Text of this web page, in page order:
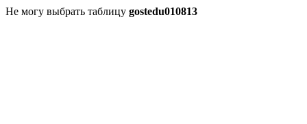
Не могу выбрать таблицу gostedu010813